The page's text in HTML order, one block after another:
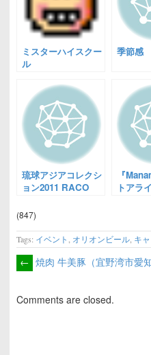
ミスターハイスクー
ル
季節感
琉球アジアコレクシ
ョン2011 RACO
『
トアラ
(847)
Tags: イベント オリオンビール キ
← 焼肉 牛美豚（宜野湾市愛知
Comments are closed.